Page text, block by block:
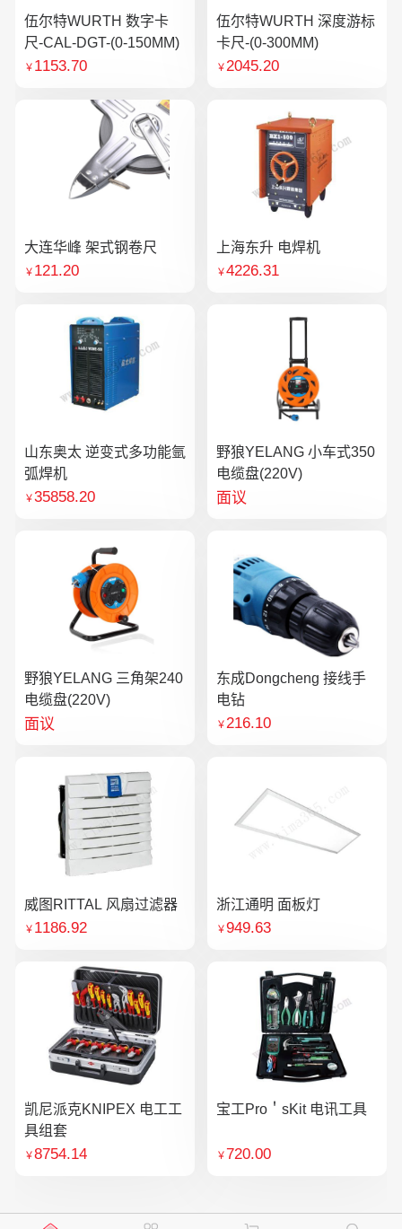
伍尔特WURTH 数字卡
尺-CAL-DGT-(0-150MM)
￥ 1153.70
伍尔特WURTH 深度游标
卡尺-(0-300MM)
￥2045.20
大连华峰 架式钢卷尺
￥ 121.20
上海东升 电焊机
￥4226.31
山东奥太 逆变式多功能氩
弧焊机
￥35858.20
野狼YELANG 小车式350
电缆盘(220V)
面议
野狼YELANG 三角架240
电缆盘(220V)
面议
东成Dongcheng 接线手
电钻
￥216.10
威图RITTAL 风扇过滤器
￥ 1186.92
浙江通明 面板灯
￥949.63
凯尼派克KNIPEX 电工工
具组套
￥8754.14
宝工Pro＇sKit 电讯工具
￥720.00